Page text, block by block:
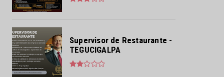
Supervisor de Restaurante -
TEGUCIGALPA